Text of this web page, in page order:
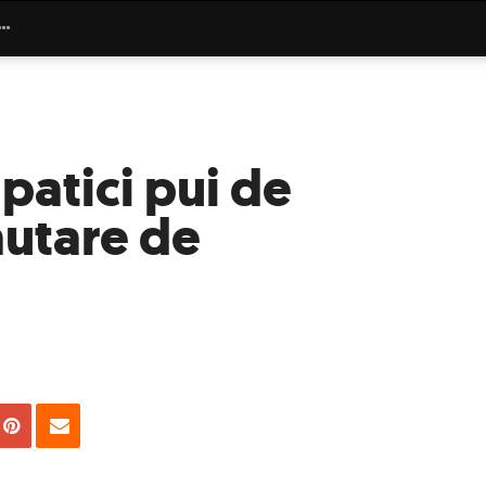
pui de
de
Pin